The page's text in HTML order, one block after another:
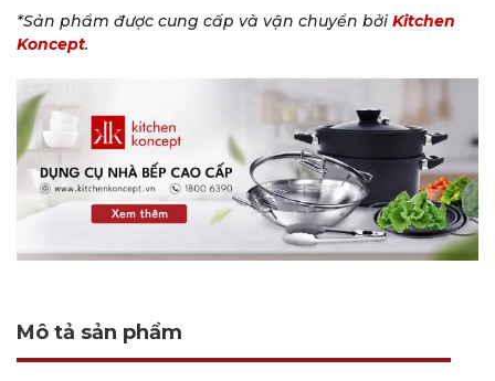
*Sản phẩm được cung cấp và vận chuyển bởi Kitchen
Koncept.
Mô tả sản phẩm